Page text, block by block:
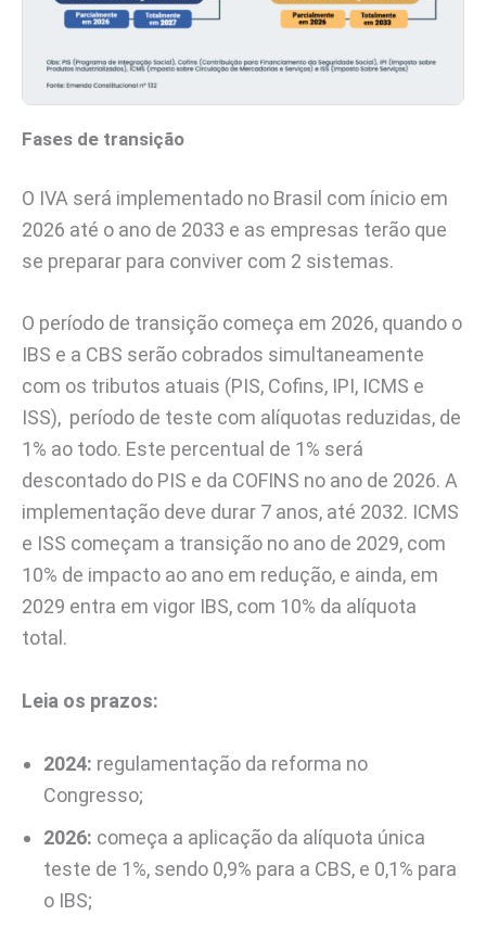
Fases de transição
O IVA será implementado no Brasil com ínicio em
2026 até o ano de 2033 e as empresas terão que
se preparar para conviver com 2 sistemas.
O período de transição começa em 2026, quando o
IBS e a CBS serão cobrados simultaneamente
com os tributos atuais (PIS, Cofins, IPI, ICMS e
ISS), período de teste com alíquotas reduzidas, de
1% ao todo. Este percentual de 1% será
descontado do PIS e da COFINS no ano de 2026. A
implementação deve durar 7 anos, até 2032. ICMS
e ISS começam a transição no ano de 2029, com
10% de impacto ao ano em redução, e ainda, em
2029 entra em vigor IBS, com 10% da alíquota
total.
Leia os prazos:
2024: regulamentação da reforma no
Congresso;
2026: começa a aplicação da alíquota única
teste de 1%, sendo 0,9% para a CBS, e 0,1% para
o IBS;